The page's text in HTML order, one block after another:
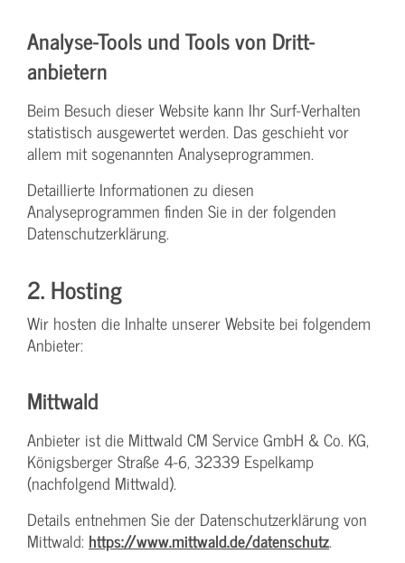
Analyse-Tools und Tools von Dritt­
anbietern
Beim Besuch dieser Website kann Ihr Surf-Verhalten
statistisch ausgewertet werden. Das geschieht vor
allem mit sogenannten Analyseprogrammen.
Detaillierte Informationen zu diesen
Analyseprogrammen finden Sie in der folgenden
Datenschutzerklärung.
2. Hosting
Wir hosten die Inhalte unserer Website bei folgendem
Anbieter:
Mittwald
Anbieter ist die Mittwald CM Service GmbH & Co. KG,
Königsberger Straße 4-6, 32339 Espelkamp
(nachfolgend Mittwald).
Details entnehmen Sie der Datenschutzerklärung von
Mittwald: https://www.mittwald.de/datenschutz.